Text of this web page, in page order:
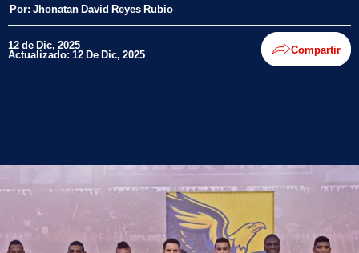
Por: Jhonatan David Reyes Rubio
12 de Dic, 2025
Actualizado: 12 De Dic, 2025 Compartir